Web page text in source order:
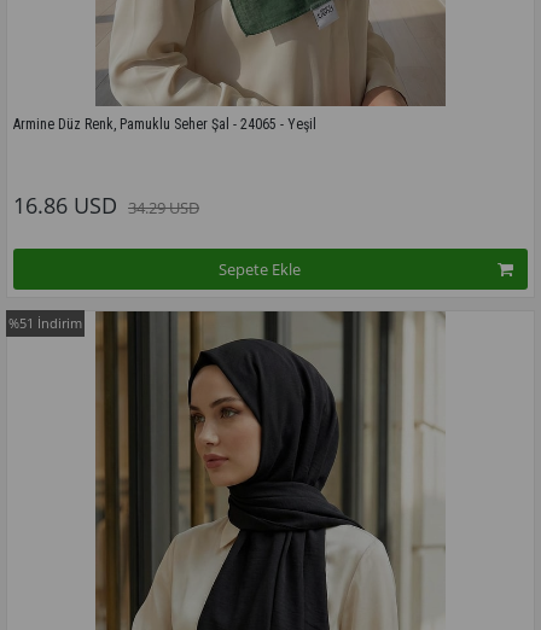
Armine Düz Renk, Pamuklu Seher Şal - 24065 - Yeşil
Bu modelin tüm renkleri için tıklayınız
16.86 USD 34.29 USD
Sepete Ekle
%51 İndirim